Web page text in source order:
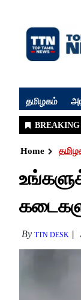
தமிழகம்
Home
By TTN DESK